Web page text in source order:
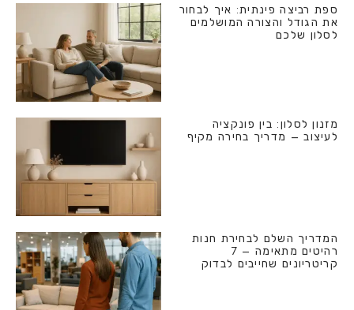
ספת רביצה פינתית: איך לבחור
את הגודל והצורה המושלמים
לסלון שלכם
מזנון לסלון: בין פונקציה
לעיצוב – מדריך בחירה מקיף
המדריך השלם לבחירת חנות
רהיטים מתאימה – 7
קריטריונים שחייבים לבדוק